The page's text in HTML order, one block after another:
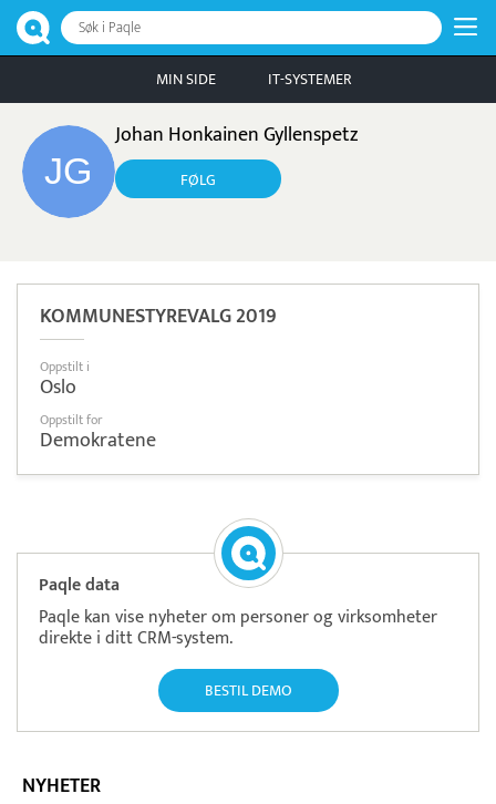
Søk i Paqle
MIN SIDE IT-SYSTEMER
Johan Honkainen Gyllenspetz
FØLG
KOMMUNESTYREVALG 2019
Oppstilt i
Oslo
Oppstilt for
Demokratene
Paqle data
Paqle kan vise nyheter om personer og virksomheter
direkte i ditt CRM-system.
BESTIL DEMO
NYHETER